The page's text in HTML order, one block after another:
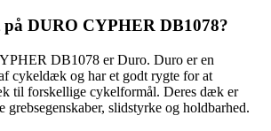
DURO CYPHER DB1078?
DB1078 er Duro. Duro er en
cykeldæk og har et godt rygte for at
til forskellige cykelformål. Deres dæk er
grebsegenskaber, slidstyrke og holdbarhed.